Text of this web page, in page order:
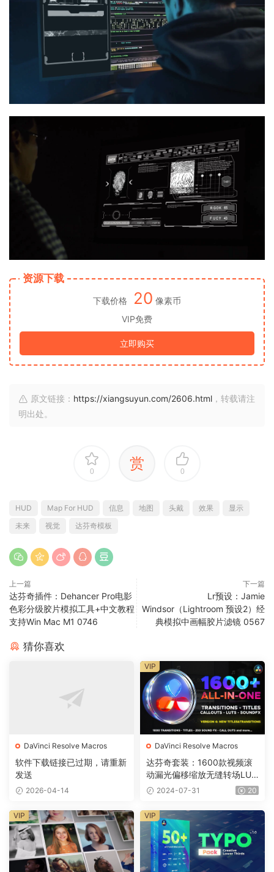
资源下载
下载价格 20 像素币
VIP免费
立即购买
原文链接： https://xiangsuyun.com/2606.html ，转载请注
明出处。
0 赏 0
HUD Map For HUD 信息 地图 头戴 效果
显示
未来
视觉 达芬奇模板
上一篇
达芬奇插件：Dehancer Pro电影
色彩分级胶片模拟工具+中文教程
支持Win Mac M1 0746
下一篇
Lr预设：Jamie
Windsor（Lightroom 预设2）经
典模拟中画幅胶片滤镜 0567
猜你喜欢
DaVinci Resolve Macros
软件下载链接已过期，请重新
发送
2026-04-14
DaVinci Resolve Macros
达芬奇套装：1600款视频滚
动漏光偏移缩放无缝转场LUT
调色音效预设 V6 Transitions
2024-07-31 20
VIP
VIP VIP